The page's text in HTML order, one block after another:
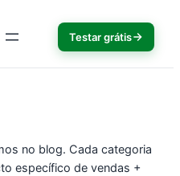
Testar grátis
no blog. Cada categoria
específico de vendas +